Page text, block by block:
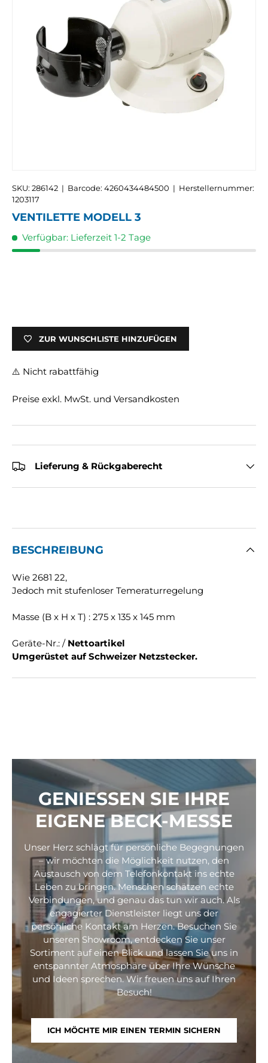
SKU: 286142 | Barcode: 4260434484500 | Herstellernummer:
1203117
VENTILETTE MODELL 3
Verfügbar: Lieferzeit 1-2 Tage
ZUR WUNSCHLISTE HINZUFÜGEN
⚠️ Nicht rabattfähig
Preise exkl. MwSt. und Versandkosten
Lieferung & Rückgaberecht
BESCHREIBUNG
Wie 2681 22,
Jedoch mit stufenloser Temeraturregelung
Masse (B x H x T) : 275 x 135 x 145 mm
Geräte-Nr.: / Nettoartikel
Umgerüstet auf Schweizer Netzstecker.
GENIESSEN SIE IHRE
EIGENE BECK-MESSE
Unser Herz schlägt für persönliche Begegnungen
– wir möchten die Möglichkeit nutzen, den
Austausch von dem Telefonkontakt ins echte
Leben zu bringen. Menschen schätzen echte
Verbindungen, und genau das tun wir auch. Als
engagierter Dienstleister liegt uns der
persönliche Kontakt am Herzen. Besuchen Sie
unseren Showroom, entdecken Sie unser
Sortiment auf einen Blick und lassen Sie uns in
entspannter Atmosphäre über Ihre Wünsche
und Ideen sprechen. Wir freuen uns auf Ihren
Besuch!
ICH MÖCHTE MIR EINEN TERMIN SICHERN